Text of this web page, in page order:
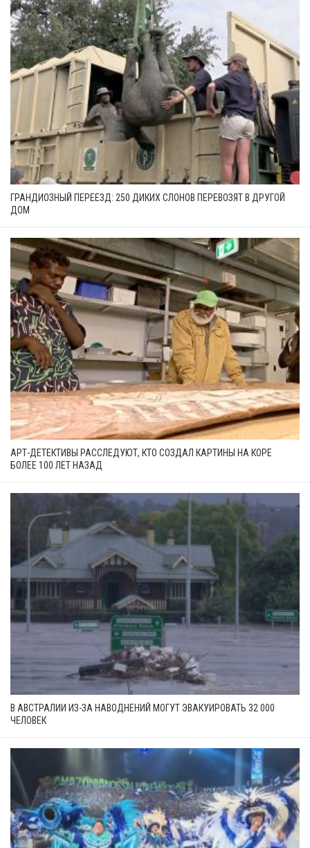
ГРАНДИОЗНЫЙ ПЕРЕЕЗД: 250 ДИКИХ СЛОНОВ ПЕРЕВОЗЯТ В ДРУГОЙ
ДОМ
АРТ-ДЕТЕКТИВЫ РАССЛЕДУЮТ, КТО СОЗДАЛ КАРТИНЫ НА КОРЕ
БОЛЕЕ 100 ЛЕТ НАЗАД
В АВСТРАЛИИ ИЗ-ЗА НАВОДНЕНИЙ МОГУТ ЭВАКУИРОВАТЬ 32 000
ЧЕЛОВЕК